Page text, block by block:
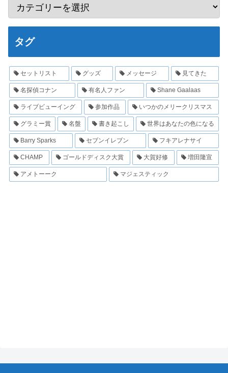
タグ
セットリスト グッズ メッセージ 見てきた
名探偵コナン 有名人ファン Shane Gaalaas
ライブビューイング 参加作品 いつかのメリークリスマス
グラミー賞 名盤 書き起こし 世界はあなたの色になる
Barry Sparks セブンイレブン フキアレナサイ
CHAMP ゴールドディスク大賞 大賀好修 増田隆宣
アメトーーク マジェスティック